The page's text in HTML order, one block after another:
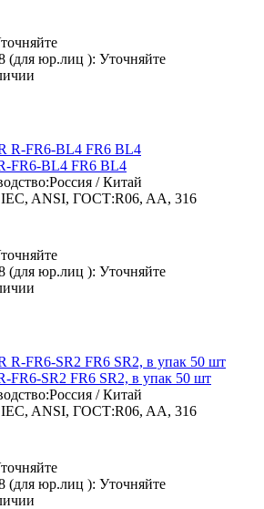
(для юр.лиц ): Уточняйте
FR6-BL4 FR6 BL4
Россия / Китай
ANSI, ГОСТ:R06, AA, 316
(для юр.лиц ): Уточняйте
SR2 FR6 SR2, в упак 50 шт
Россия / Китай
ANSI, ГОСТ:R06, AA, 316
(для юр.лиц ): Уточняйте